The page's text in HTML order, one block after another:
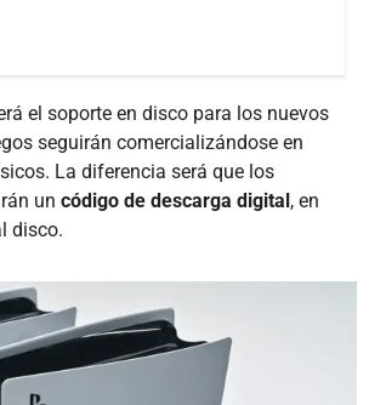
el soporte en disco para los nuevos
seguirán comercializándose en
La diferencia será que los
un código de descarga digital, en
disco.